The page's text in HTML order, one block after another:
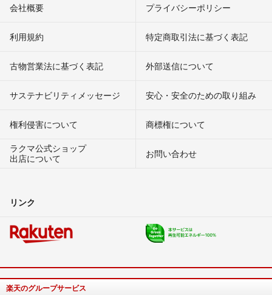
会社概要 プライバシーポリシー
利用規約 特定商取引法に基づく表記
古物営業法に基づく表記 外部送信について
サステナビリティメッセージ 安心・安全のための取り組み
権利侵害について
商標権について
ラクマ公式ショップ
出店について
お問い合わせ
リンク
楽天のグループサービス